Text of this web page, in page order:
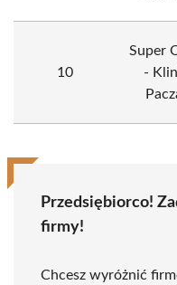
10
Super
-
Przedsiębiorco!
firmy!
Chcesz wyróżnić